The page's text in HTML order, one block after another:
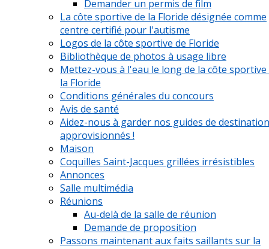
Demander un permis de film
La côte sportive de la Floride désignée comme
centre certifié pour l'autisme
Logos de la côte sportive de Floride
Bibliothèque de photos à usage libre
Mettez-vous à l'eau le long de la côte sportive
la Floride
Conditions générales du concours
Avis de santé
Aidez-nous à garder nos guides de destination
approvisionnés !
Maison
Coquilles Saint-Jacques grillées irrésistibles
Annonces
Salle multimédia
Réunions
Au-delà de la salle de réunion
Demande de proposition
Passons maintenant aux faits saillants sur la